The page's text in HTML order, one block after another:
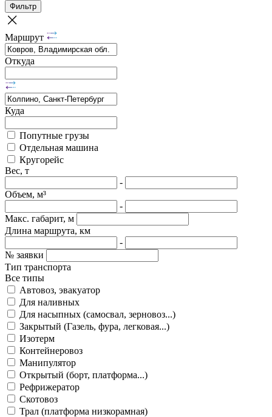
Фильтр
Маршрут
Откуда
Куда
Попутные грузы
Отдельная машина
Кругорейс
Вес, т
-
Объем, м³
-
Макс. габарит, м
Длина маршрута, км
-
№ заявки
Тип транспорта
Все типы
Автовоз, эвакуатор
Для наливных
Для насыпных (самосвал, зерновоз...)
Закрытый (Газель, фура, легковая...)
Изотерм
Контейнеровоз
Манипулятор
Открытый (борт, платформа...)
Рефрижератор
Скотовоз
Трал (платформа низкорамная)